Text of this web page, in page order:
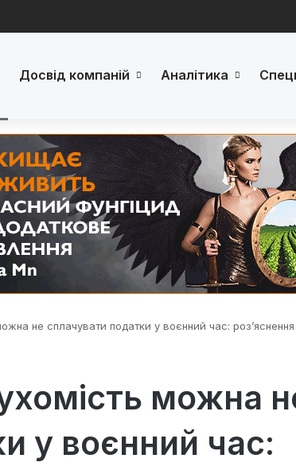
Досвід компаній Аналітика
не сплачувати податки у воєнний час: роз’яснення
можна
у воєнний час: